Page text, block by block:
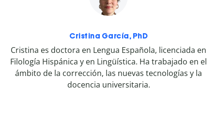
Cristina García, PhD
Cristina es doctora en Lengua Española, licenciada en
Filología Hispánica y en Lingüística. Ha trabajado en el
ámbito de la corrección, las nuevas tecnologías y la
docencia universitaria.